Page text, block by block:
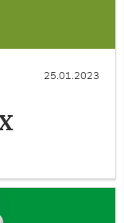
25.01.2023